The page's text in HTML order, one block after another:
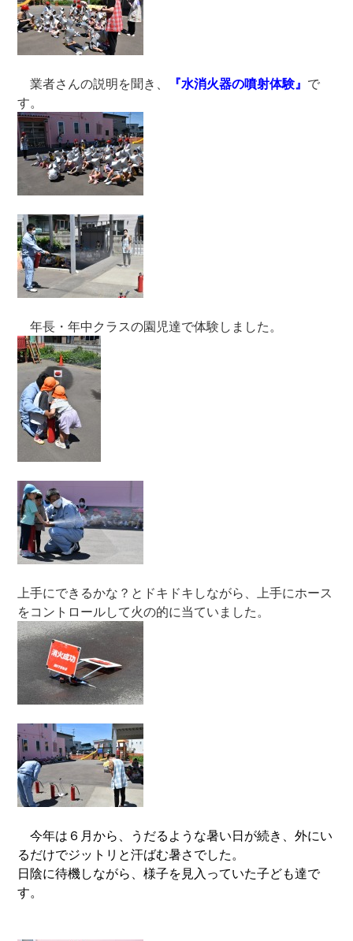
業者さんの説明を聞き、 『水消火器の噴射体験』 で
す。
年長・年中クラスの園児達で体験しました。
上手にできるかな？とドキドキしながら、上手にホース
をコントロールして火の的に当ていました。
今年は６月から、うだるような暑い日が続き、外にい
るだけでジットリ と汗ばむ暑さでした。
日陰に待機しながら、様子を見入っていた子ども達で
す。